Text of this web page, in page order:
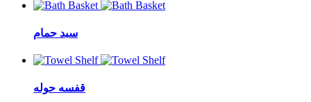
سبد حمام
قفسه حوله